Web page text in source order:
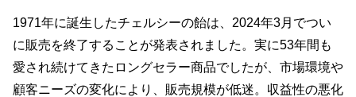
1971年に誕生したチェルシーの飴は、2024年3月でつい
に販売を終了することが発表されました。実に53年間も
愛され続けてきたロングセラー商品でしたが、市場環境や
顧客ニーズの変化により、販売規模が低迷。収益性の悪化